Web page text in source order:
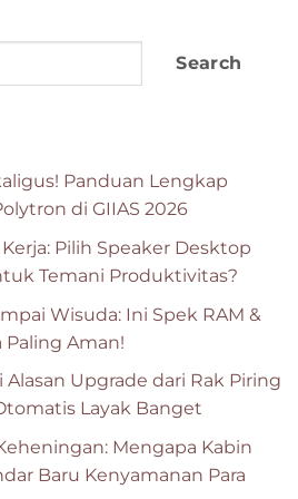
Search
Panduan Lengkap
di GIIAS 2026
Pilih Speaker Desktop
Temani Produktivitas?
Wisuda: Ini Spek RAM &
Paling Aman!
Upgrade dari Rak Piring
Layak Banget
Mengapa Kabin
Baru Kenyamanan Para